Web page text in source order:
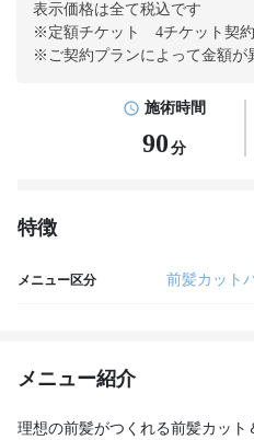
表示価格は全て税込です
※定額チケット 4チケット契約
※ご契約プランによって金額が
施術時間
90 分
特徴
メニュー区分 前髪カット
メニュー紹介
理想の前髪がつくれる前髪カット